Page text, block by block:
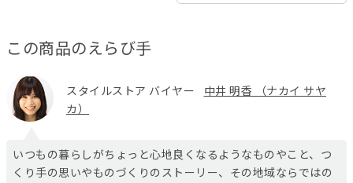
この商品のえらび手
スタイルストア バイヤー
中井 明香 （ナカイ サヤ
カ）
いつもの暮らしがちょっと心地良くなるようなものやこと、つ
くり手の思いやものづくりのストーリー、その地域ならではの